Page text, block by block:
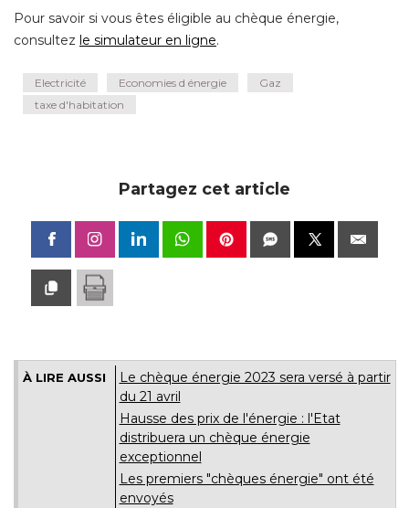
Pour savoir si vous êtes éligible au chèque énergie,
consultez le simulateur en ligne.
Electricité Economies d énergie
Gaz
taxe d'habitation
Partagez cet article
À LIRE AUSSI
Le chèque énergie 2023 sera versé à partir
du 21 avril
Hausse des prix de l'énergie : l'Etat
distribuera un chèque énergie
exceptionnel
Les premiers "chèques énergie" ont été
envoyés